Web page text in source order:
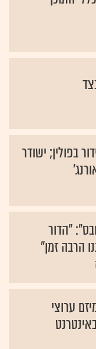
בפולין; ישודר
"הדור
הרבה זמן"
ערוצי